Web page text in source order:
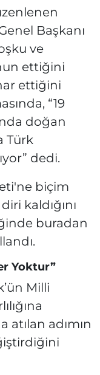
Başkanı
ve
ettiğini
ettiğini
“19
doğan
Türk
dedi.
biçim
kaldığını
buradan
Yoktur”
Milli
atılan adımın